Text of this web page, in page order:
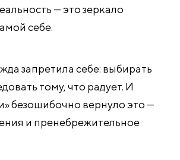
— это зеркало
себе.
запретила себе: выбирать
тому, что радует. И
безошибочно вернуло это —
и пренебрежительное